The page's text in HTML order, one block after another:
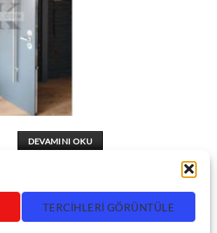
TERCIHLERI GÖRÜNTÜLE
DEVAMINI OKU